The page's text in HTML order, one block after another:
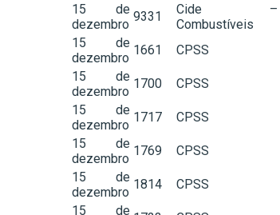
15 de
dezembro
9331
Cide –
Combustíveis
15 de
dezembro
1661 CPSS
15 de
dezembro
1700 CPSS
15 de
dezembro
1717 CPSS
15 de
dezembro
1769 CPSS
15 de
dezembro
1814 CPSS
15 de